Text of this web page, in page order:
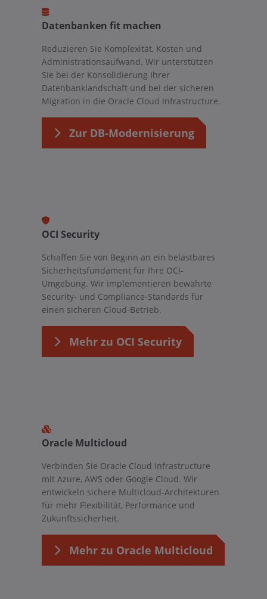
Datenbanken fit machen
Reduzieren Sie Komplexität, Kosten und
Administrationsaufwand. Wir unterstützen
Sie bei der Konsolidierung Ihrer
Datenbanklandschaft und bei der sicheren
Migration in die Oracle Cloud Infrastructure.
Zur DB-Modernisierung
OCI Security
Schaffen Sie von Beginn an ein belastbares
Sicherheitsfundament für Ihre OCI-
Umgebung. Wir implementieren bewährte
Security- und Compliance-Standards für
einen sicheren Cloud-Betrieb.
Mehr zu OCI Security
Oracle Multicloud
Verbinden Sie Oracle Cloud Infrastructure
mit Azure, AWS oder Google Cloud. Wir
entwickeln sichere Multicloud-Architekturen
für mehr Flexibilität, Performance und
Zukunftssicherheit.
Mehr zu Oracle Multicloud